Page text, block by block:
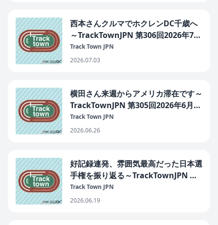
西本さんクルマでホクレンDC千歳へ
～TrackTownJPN 第306回2026年7月
2日
Track Town JPN
2026.07.03
横田さん来週からアメリカ滞在です～
TrackTownJPN 第305回2026年6月26
日
Track Town JPN
2026.06.26
好記録連発、雰囲気最高だった日本選
手権を振り返る～TrackTownJPN 第
304回2026年6月19日
Track Town JPN
2026.06.19